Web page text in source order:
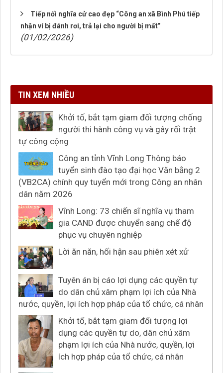
Tiếp nối nghĩa cử cao đẹp “Công an xã Bình Phú tiếp
nhận ví bị đánh rơi, trả lại cho người bị mất”
(01/02/2026)
TIN XEM NHIỀU
Khởi tố, bắt tạm giam đối tượng chống
người thi hành công vụ và gây rối trật
tự công cộng
Công an tỉnh Vĩnh Long Thông báo
tuyển sinh đào tạo đại học Văn bằng 2
(VB2CA) chính quy tuyển mới trong Công an nhân
dân năm 2026
Vĩnh Long: 73 chiến sĩ nghĩa vụ tham
gia CAND được chuyển sang chế độ
phục vụ chuyên nghiệp
Lời ăn năn, hối hận sau phiên xét xử
Tuyên án bị cáo lợi dụng các quyền tự
do dân chủ xâm phạm lợi ích của Nhà
nước, quyền, lợi ích hợp pháp của tổ chức, cá nhân
Khởi tố, bắt tạm giam đối tượng lợi
dụng các quyền tự do, dân chủ xâm
phạm lợi ích của Nhà nước, quyền, lợi
ích hợp pháp của tổ chức, cá nhân